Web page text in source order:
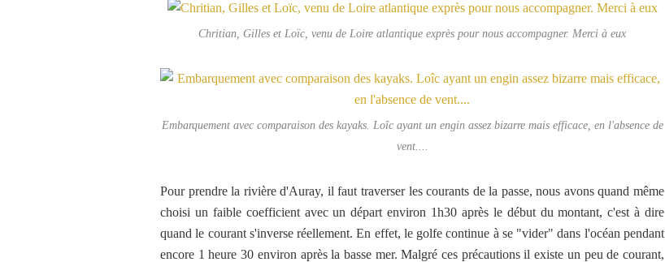
Chritian, Gilles et Loïc, venu de Loire atlantique exprès pour nous accompagner. Merci à eux
Embarquement avec comparaison des kayaks. Loîc ayant un engin assez bizarre mais efficace, en l'absence de
vent....
Pour prendre la rivière d'Auray, il faut traverser les courants de la passe, nous avons quand même
choisi un faible coefficient avec un départ environ 1h30 après le début du montant, c'est à dire
quand le courant s'inverse réellement. En effet, le golfe continue à se "vider" dans l'océan pendant
encore 1 heure 30 environ après la basse mer. Malgré ces précautions il existe un peu de courant,